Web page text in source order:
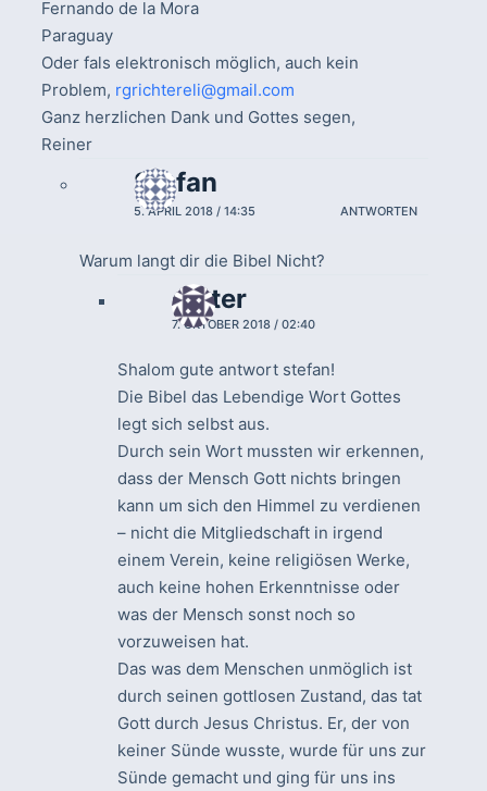
Fernando de la Mora
Paraguay
Oder fals elektronisch möglich, auch kein
Problem, rgrichtereli@gmail.com
Ganz herzlichen Dank und Gottes segen,
Reiner
Stefan
5. APRIL 2018 / 14:35 ANTWORTEN
Warum langt dir die Bibel Nicht?
dieter
7. OKTOBER 2018 / 02:40
Shalom gute antwort stefan!
Die Bibel das Lebendige Wort Gottes
legt sich selbst aus.
Durch sein Wort mussten wir erkennen,
dass der Mensch Gott nichts bringen
kann um sich den Himmel zu verdienen
– nicht die Mitgliedschaft in irgend
einem Verein, keine religiösen Werke,
auch keine hohen Erkenntnisse oder
was der Mensch sonst noch so
vorzuweisen hat.
Das was dem Menschen unmöglich ist
durch seinen gottlosen Zustand, das tat
Gott durch Jesus Christus. Er, der von
keiner Sünde wusste, wurde für uns zur
Sünde gemacht und ging für uns ins